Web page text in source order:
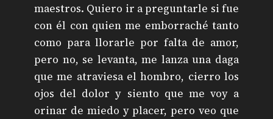
maestros. Quiero ir a preguntarle si fue
con él con quien me emborraché tanto
como para llorarle por falta de amor,
pero no, se levanta, me lanza una daga
que me atraviesa el hombro, cierro los
ojos del dolor y siento que me voy a
orinar de miedo y placer, pero veo que